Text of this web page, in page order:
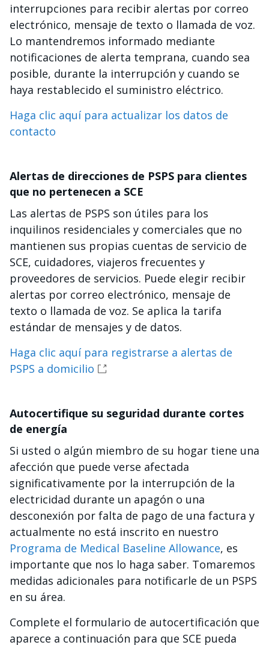
interrupciones para recibir alertas por correo
electrónico, mensaje de texto o llamada de voz.
Lo mantendremos informado mediante
notificaciones de alerta temprana, cuando sea
posible, durante la interrupción y cuando se
haya restablecido el suministro eléctrico.
Haga clic aquí para actualizar los datos de
contacto
Alertas de direcciones de PSPS para clientes
que no pertenecen a SCE
Las alertas de PSPS son útiles para los
inquilinos residenciales y comerciales que no
mantienen sus propias cuentas de servicio de
SCE, cuidadores, viajeros frecuentes y
proveedores de servicios. Puede elegir recibir
alertas por correo electrónico, mensaje de
texto o llamada de voz. Se aplica la tarifa
estándar de mensajes y de datos.
Haga clic aquí para registrarse a alertas de
PSPS a domicilio
Autocertifique su seguridad durante cortes
de energía
Si usted o algún miembro de su hogar tiene una
afección que puede verse afectada
significativamente por la interrupción de la
electricidad durante un apagón o una
desconexión por falta de pago de una factura y
actualmente no está inscrito en nuestro
Programa de Medical Baseline Allowance, es
importante que nos lo haga saber. Tomaremos
medidas adicionales para notificarle de un PSPS
en su área.
Complete el formulario de autocertificación que
aparece a continuación para que SCE pueda